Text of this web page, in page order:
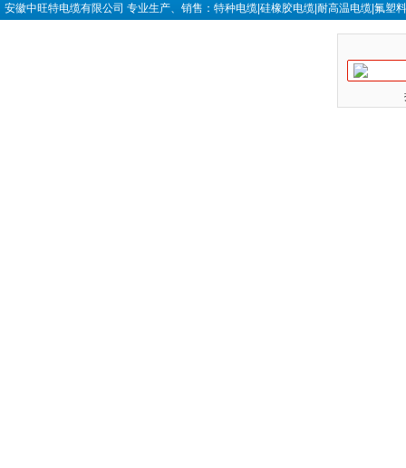
安徽中旺特电缆有限公司 专业生产、销售：特种电缆|硅橡胶电缆|耐高温电缆|氟